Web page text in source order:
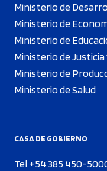
Ministerio de
Ministerio de
Ministerio de
Ministerio de Justicia
Ministerio de
Ministerio de Salud
CASA DE GOBIERNO
Tel +54 385 450-